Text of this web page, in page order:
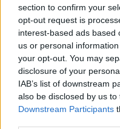
section to confirm your
opt-out request is
interest-based ads based
us or personal
your opt-out. You may
disclosure of your
IAB’s list of downstream
also be disclosed by us
Downstream Participants
VIIHDEUUTISET
Sääennuste
marraskuulle
syksyn sää